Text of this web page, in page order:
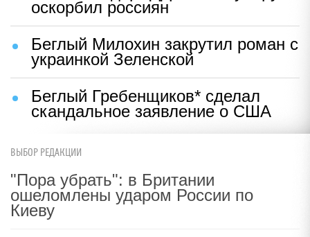
оскорбил россиян
Беглый Милохин закрутил роман с
украинкой Зеленской
Беглый Гребенщиков* сделал
скандальное заявление о США
ВЫБОР РЕДАКЦИИ
"Пора убрать": в Британии
ошеломлены ударом России по
Киеву